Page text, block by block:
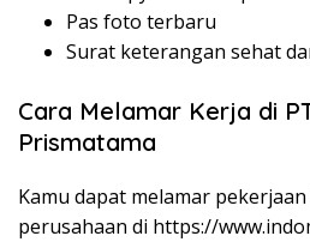
Pas foto terbaru
Surat keterangan sehat
Cara Melamar Kerja di
Prismatama
Kamu dapat melamar
perusahaan di https://